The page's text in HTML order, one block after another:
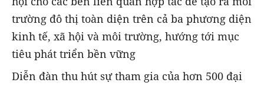
trường đô thị toàn diện trên cả ba phương diện
kinh tế, xã hội và môi trường, hướng tới mục
tiêu phát triển bền vững
Diễn đàn thu hút sự tham gia của hơn 500 đại